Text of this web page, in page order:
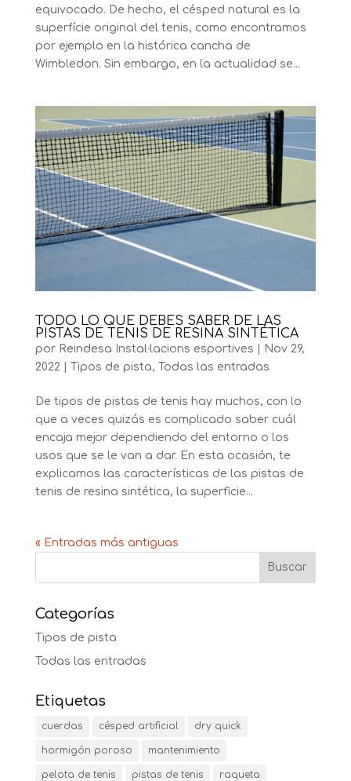
equivocado. De hecho, el césped natural es la
superfície original del tenis, como encontramos
por ejemplo en la histórica cancha de
Wimbledon. Sin embargo, en la actualidad se...
TODO LO QUE DEBES SABER DE LAS
PISTAS DE TENIS DE RESINA SINTÉTICA
por Reindesa Instal·lacions esportives
Nov 29,
2022
Tipos de pista, Todas las entradas
De tipos de pistas de tenis hay muchos, con lo
que a veces quizás es complicado saber cuál
encaja mejor dependiendo del entorno o los
usos que se le van a dar. En esta ocasión, te
explicamos las características de las pistas de
tenis de resina sintética, la superficie...
« Entradas más antiguas
Categorías
Tipos de pista
Todas las entradas
Etiquetas
cuerdas césped artificial dry quick
hormigón poroso mantenimiento
pelota de tenis pistas de tenis raqueta